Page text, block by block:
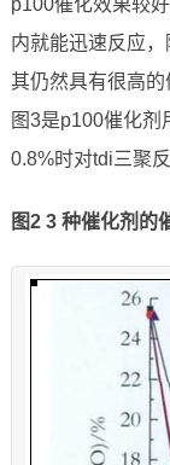
p100催化效果较
内就能迅速反应
其仍然具有很高的
图3是p100催化剂
0.8%时对tdi三聚
图2 3 种催化剂的